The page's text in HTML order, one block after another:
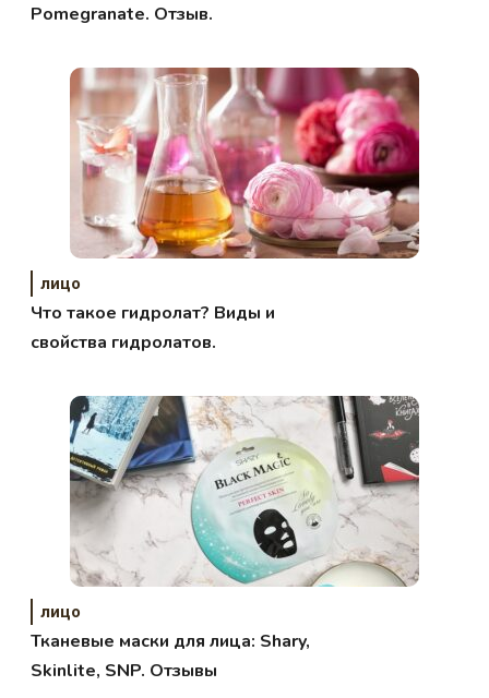
Pomegranate. Отзыв.
лицо
Что такое гидролат? Виды и
свойства гидролатов.
лицо
Тканевые маски для лица: Shary,
Skinlite, SNP. Отзывы